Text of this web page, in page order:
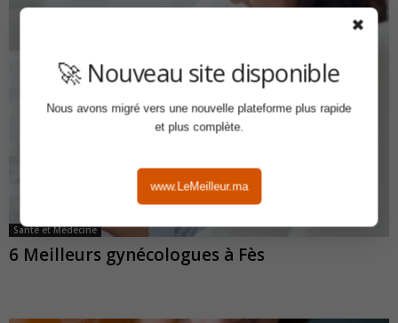
✖
🚀 Nouveau site disponible
Nous avons migré vers une nouvelle plateforme plus rapide
et plus complète.
www.LeMeilleur.ma
Santé et Médecine
6 Meilleurs gynécologues à Fès